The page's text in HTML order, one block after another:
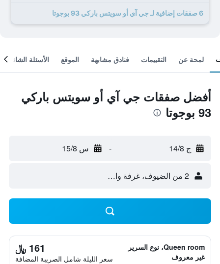
6 صفقات إضافية لـ جي آي أو سويتس باركي 93 بوجوتا
لمحة عن التقييمات فنادق مشابهة الموقع الأسئلة الشائعة
أفضل صفقات جي آي أو سويتس باركي
93 بوجوتا
ج 14/8 - س 15/8
2 من الضيوف، غرفة واحدة
Queen room، نوع السرير
غير معروف
161 ﷼
سعر الليلة شامل الصريبة المضافة